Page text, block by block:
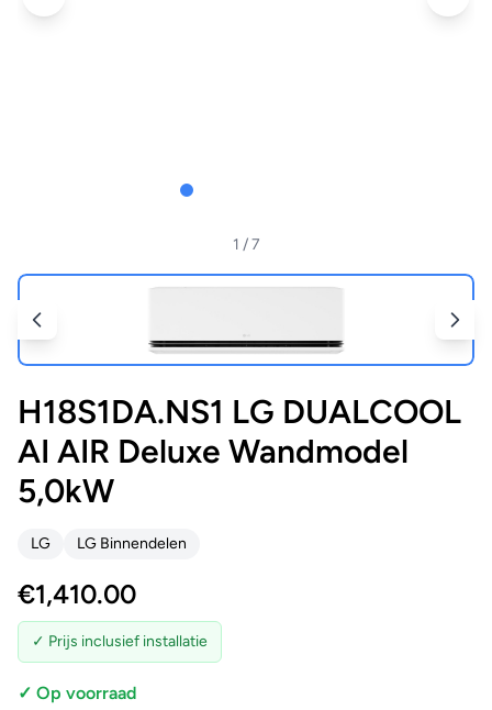
1 / 7
H18S1DA.NS1 LG DUALCOOL
AI AIR Deluxe Wandmodel
5,0kW
LG LG Binnendelen
€1,410.00
✓ Prijs inclusief installatie
✓ Op voorraad